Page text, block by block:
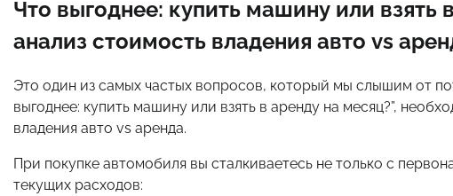
Что выгоднее: купить машину или взять
анализ стоимость владения авто vs
Это один из самых частых вопросов, который мы слышим от
выгоднее: купить машину или взять в аренду на месяц?”,
владения авто vs аренда.
При покупке автомобиля вы сталкиваетесь не только с
текущих расходов: